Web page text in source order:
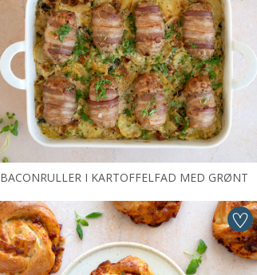
BACONRULLER I KARTOFFELFAD MED GRØNT